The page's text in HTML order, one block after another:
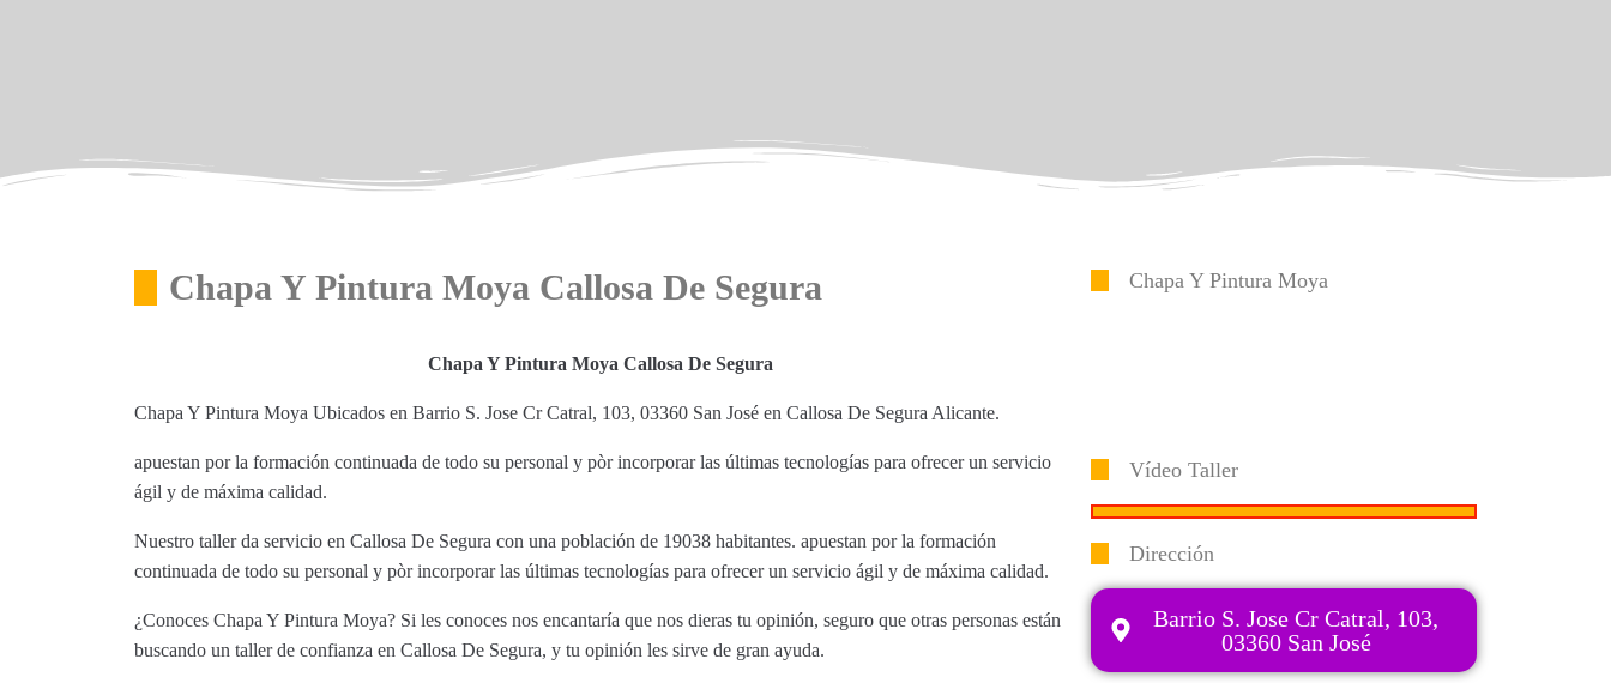
Chapa Y Pintura Moya Callosa De Segura
Chapa Y Pintura Moya Callosa De Segura
Chapa Y Pintura Moya Ubicados en Barrio S. Jose Cr Catral, 103, 03360 San José en Callosa De Segura Alicante.
apuestan por la formación continuada de todo su personal y pòr incorporar las últimas tecnologías para ofrecer un servicio
ágil y de máxima calidad.
Nuestro taller da servicio en Callosa De Segura con una población de 19038 habitantes. apuestan por la formación
continuada de todo su personal y pòr incorporar las últimas tecnologías para ofrecer un servicio ágil y de máxima calidad.
¿Conoces Chapa Y Pintura Moya? Si les conoces nos encantaría que nos dieras tu opinión, seguro que otras personas están
buscando un taller de confianza en Callosa De Segura, y tu opinión les sirve de gran ayuda.
Chapa Y Pintura Moya
Vídeo Taller
Dirección
Barrio S. Jose Cr Catral, 103,
03360 San José